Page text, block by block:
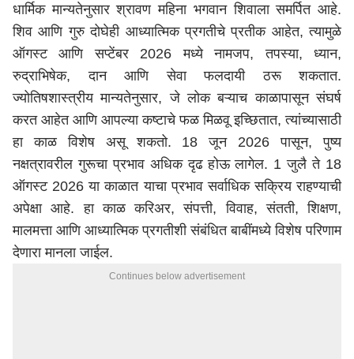
धार्मिक मान्यतेनुसार श्रावण महिना भगवान शिवाला समर्पित आहे.
शिव आणि गुरु दोघेही आध्यात्मिक प्रगतीचे प्रतीक आहेत, त्यामुळे
ऑगस्ट आणि सप्टेंबर 2026 मध्ये नामजप, तपस्या, ध्यान,
रुद्राभिषेक, दान आणि सेवा फलदायी ठरू शकतात.
ज्योतिषशास्त्रीय मान्यतेनुसार, जे लोक बऱ्याच काळापासून संघर्ष
करत आहेत आणि आपल्या कष्टाचे फळ मिळवू इच्छितात, त्यांच्यासाठी
हा काळ विशेष असू शकतो. 18 जून 2026 पासून, पुष्य
नक्षत्रावरील गुरूचा प्रभाव अधिक दृढ होऊ लागेल. 1 जुलै ते 18
ऑगस्ट 2026 या काळात याचा प्रभाव सर्वाधिक सक्रिय राहण्याची
अपेक्षा आहे. हा काळ करिअर, संपत्ती, विवाह, संतती, शिक्षण,
मालमत्ता आणि आध्यात्मिक प्रगतीशी संबंधित बाबींमध्ये विशेष परिणाम
देणारा मानला जाईल.
Continues below advertisement